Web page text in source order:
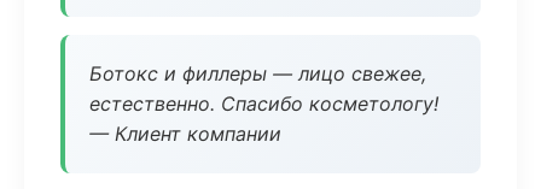
Ботокс и филлеры — лицо свежее,
естественно. Спасибо косметологу!
— Клиент компании